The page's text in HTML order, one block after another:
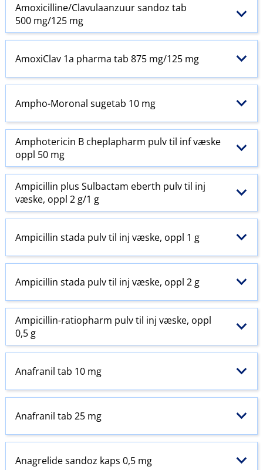
Amoxicilline​/​Clavulaanzuur sandoz tab
500 mg/125 mg
AmoxiClav 1a pharma tab 875 mg/125 mg
Ampho-Moronal sugetab 10 mg
Amphotericin B cheplapharm pulv til inf væske
oppl 50 mg
Ampicillin plus Sulbactam eberth pulv til inj
væske, oppl 2 g/1 g
Ampicillin stada pulv til inj væske, oppl 1 g
Ampicillin stada pulv til inj væske, oppl 2 g
Ampicillin-ratiopharm pulv til inj væske, oppl
0,5 g
Anafranil tab 10 mg
Anafranil tab 25 mg
Anagrelide sandoz kaps 0,5 mg